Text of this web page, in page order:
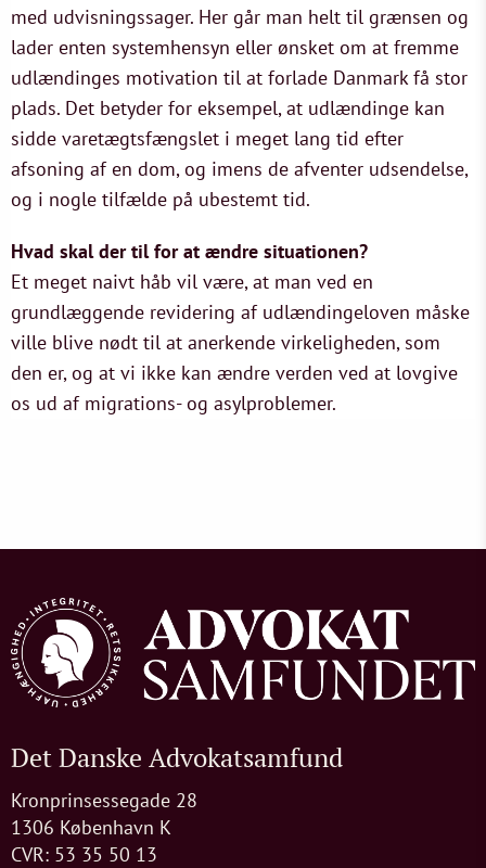
med udvisningssager. Her går man helt til grænsen og
lader enten systemhensyn eller ønsket om at fremme
udlændinges motivation til at forlade Danmark få stor
plads. Det betyder for eksempel, at udlændinge kan
sidde varetægtsfængslet i meget lang tid efter
afsoning af en dom, og imens de afventer udsendelse,
og i nogle tilfælde på ubestemt tid.
Hvad skal der til for at ændre situationen?
Et meget naivt håb vil være, at man ved en
grundlæggende revidering af udlændingeloven måske
ville blive nødt til at anerkende virkeligheden, som
den er, og at vi ikke kan ændre verden ved at lovgive
os ud af migrations- og asylproblemer.
Det Danske Advokatsamfund
Kronprinsessegade 28
1306 København K
CVR: 53 35 50 13